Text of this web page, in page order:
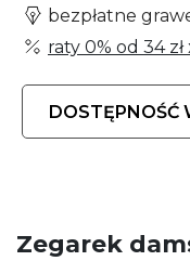
bezpłatne
raty 0% od 34 zł
DOSTĘPNOŚĆ
Zegarek